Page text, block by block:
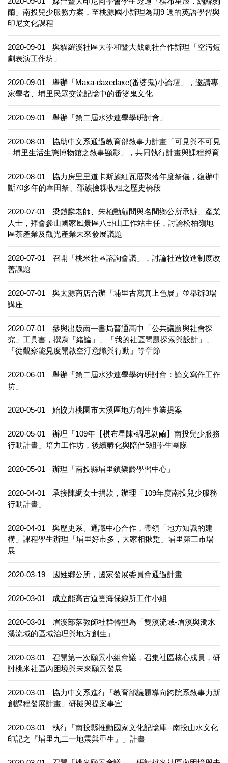
繭」南投兒少服務方案，至桃源國小辦理為期9 週的英語學習與
印尼文化課程
2020-09-01
與貓羅溪社區大學和暨大戲劇社合作辦理「空污短
劇表演工作坊」
2020-09-01
舉辦「Maxa-daxedaxe(番婆鬼)小論壇」，邀請專
家學者、埔里民眾交流記憶中的番婆鬼文化
2020-09-01 舉辦「第二屆水沙連學學研討會」
2020-08-01
協助中文系通過教育部敘事力計畫「可見與不可見
─埔里生活生態博物館之敘事顯影」，共同執行計畫與課程孵育
2020-08-01
協力房里里道卡斯族紅瓦厝聚落年度祭儀，復辦中
斷70多年的牽田祭、邵族撿粿收租之歷史橋段
2020-07-01
梁鎧麟老師、朱柏勳顧問與名間鄉公所承辦、產業
人士，拜會參山國家風景區八卦山工作站主任，討論松柏嶺地
區茶產業及觀光產業未來發展議題
2020-07-01
召開「桃米社區諮詢會議」，討論社造協進制度改
善議題
2020-07-01
與太源商店合辦「埔里古寫真上色展」並舉辦3場
講座
2020-07-01
參與出版南一書局普通高中「公共議題與社會探
究」工具書，撰寫「緒論」、「我的社區問題探索與設計」、
「從觀察能見度開啟空汙意識與行動」等章節
2020-06-01
舉辦「第二屆水沙連學學術研討會：論文寫作工作
坊」
2020-05-01 始協力桃園市大溪區地方創生事業提案
2020-05-01
辦理「109年【棋布星陳•綢思剝繭】南投兒少服務
行動計畫」培力工作坊，後續孵化與陪伴5組學生團隊
2020-05-01 辦理「南投縣埔里鎮樂齡學習中心」
2020-04-01
承接陳綢女士捐款，辦理「109年度南投兒少服務
行動計畫」
2020-04-01
與歷史系、通識中心合作，帶領「地方知識的建
構」課程學生辦理「埔里好市多，大家相揪踅」埔里第三市場
展
2020-03-19 國姓鄉公所，國家發展委員會通過計畫
2020-03-01 成立能高古道雲海保線所工作小組
2020-03-01
眉溪部落教師社群轉型為「雙溪流域-眉溪與濁水
溪流域的區域治理與地方創生」
2020-03-01
召開第一次願景小組會議，召集社區核心成員，研
討桃米社區內困境與未來願景發展
2020-03-01
協力中文系進行「教育部議題導向跨院系敘事力新
創課程發展計畫」研擬與提案事宜
2020-03-01
執行「南投縣推動國家文化記憶庫─南投山水文化
印記之『埔里九二一地震與重生』」計畫